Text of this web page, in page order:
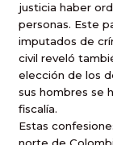
justicia haber
personas. Este
imputados de
civil reveló
elección de los
sus hombres se
fiscalía.
Estas